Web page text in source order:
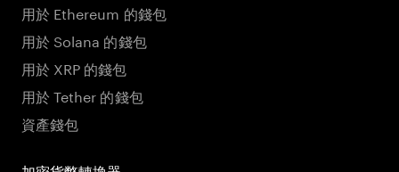
用於 Ethereum 的錢包
用於 Solana 的錢包
用於 XRP 的錢包
用於 Tether 的錢包
資產錢包